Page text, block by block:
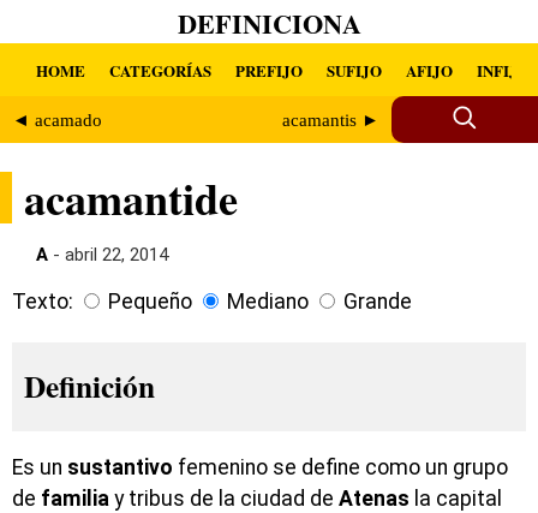
DEFINICIONA
HOME CATEGORÍAS PREFIJO SUFIJO AFIJO INFIJO
◄ acamado acamantis ►
acamantide
A - abril 22, 2014
Texto: Pequeño Mediano Grande
Definición
Es un sustantivo femenino se define como un grupo
de familia y tribus de la ciudad de Atenas la capital